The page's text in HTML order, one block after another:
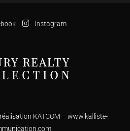
Instagram
KATCOM – www.kalliste-